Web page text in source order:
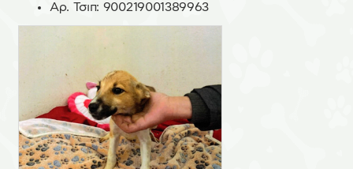
Αρ. Τσιπ: 900219001389963